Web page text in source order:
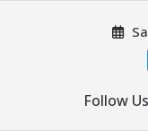
Follow Us